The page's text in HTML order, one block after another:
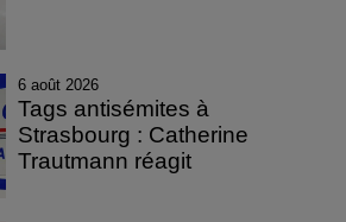
6 août 2026
Tags antisémites à
Strasbourg : Catherine
Trautmann réagit